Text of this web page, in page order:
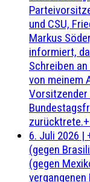
und CSU,
Markus
informiert,
Schreiben
von meinem
Vorsitzender
6. Juli 2026 |
(gegen
(gegen